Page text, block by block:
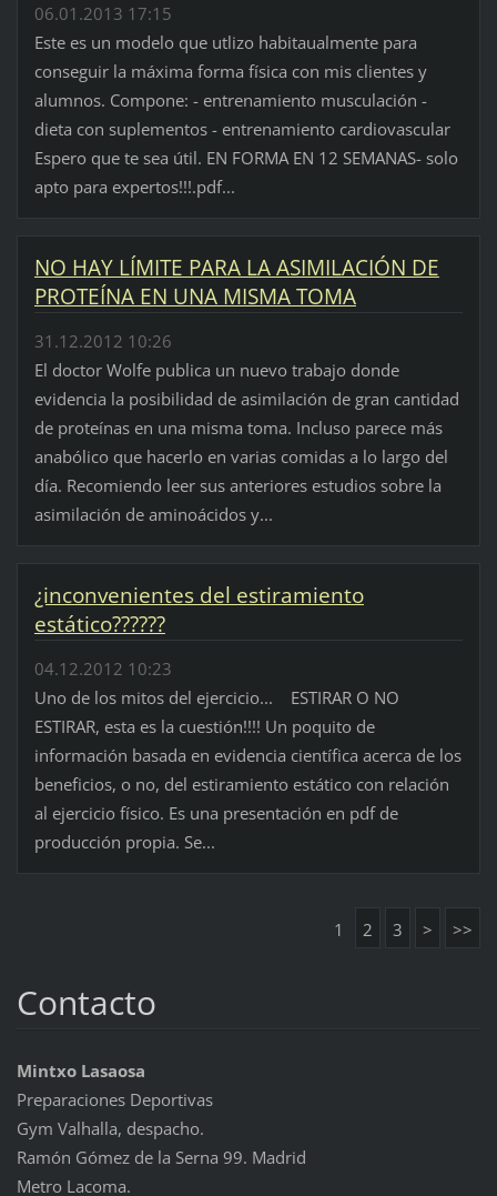
06.01.2013 17:15
Este es un modelo que utlizo habitaualmente para
conseguir la máxima forma física con mis clientes y
alumnos. Compone: - entrenamiento musculación -
dieta con suplementos - entrenamiento cardiovascular
Espero que te sea útil. EN FORMA EN 12 SEMANAS- solo
apto para expertos!!!.pdf...
NO HAY LÍMITE PARA LA ASIMILACIÓN DE
PROTEÍNA EN UNA MISMA TOMA
31.12.2012 10:26
El doctor Wolfe publica un nuevo trabajo donde
evidencia la posibilidad de asimilación de gran cantidad
de proteínas en una misma toma. Incluso parece más
anabólico que hacerlo en varias comidas a lo largo del
día. Recomiendo leer sus anteriores estudios sobre la
asimilación de aminoácidos y...
¿inconvenientes del estiramiento
estático??????
04.12.2012 10:23
Uno de los mitos del ejercicio... ESTIRAR O NO
ESTIRAR, esta es la cuestión!!!! Un poquito de
información basada en evidencia científica acerca de los
beneficios, o no, del estiramiento estático con relación
al ejercicio físico. Es una presentación en pdf de
producción propia. Se...
1 2 3 > >>
Contacto
Mintxo Lasaosa
Preparaciones Deportivas
Gym Valhalla, despacho.
Ramón Gómez de la Serna 99. Madrid
Metro Lacoma.